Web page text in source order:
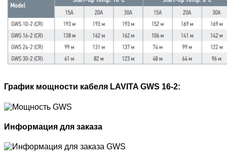
График мощности кабеля LAVITA GWS 16-2:
Информация для заказа